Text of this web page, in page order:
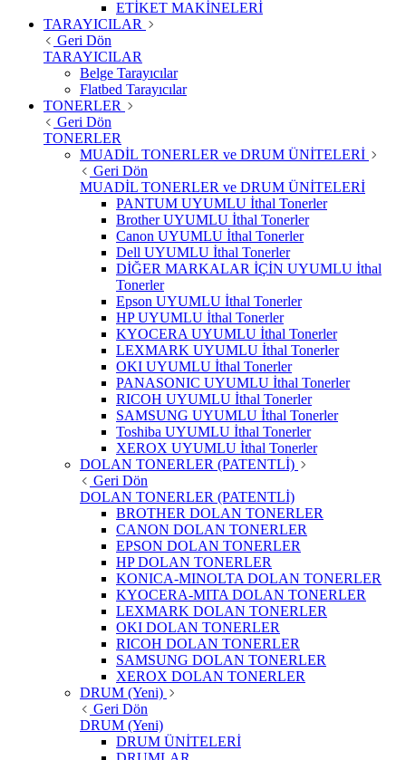
ETİKET MAKİNELERİ
TARAYICILAR
Geri Dön
TARAYICILAR
Belge Tarayıcılar
Flatbed Tarayıcılar
TONERLER
Geri Dön
TONERLER
MUADİL TONERLER ve DRUM ÜNİTELERİ
Geri Dön
MUADİL TONERLER ve DRUM ÜNİTELERİ
PANTUM UYUMLU İthal Tonerler
Brother UYUMLU İthal Tonerler
Canon UYUMLU İthal Tonerler
Dell UYUMLU İthal Tonerler
DİĞER MARKALAR İÇİN UYUMLU İthal
Tonerler
Epson UYUMLU İthal Tonerler
HP UYUMLU İthal Tonerler
KYOCERA UYUMLU İthal Tonerler
LEXMARK UYUMLU İthal Tonerler
OKI UYUMLU İthal Tonerler
PANASONIC UYUMLU İthal Tonerler
RICOH UYUMLU İthal Tonerler
SAMSUNG UYUMLU İthal Tonerler
Toshiba UYUMLU İthal Tonerler
XEROX UYUMLU İthal Tonerler
DOLAN TONERLER (PATENTLİ)
Geri Dön
DOLAN TONERLER (PATENTLİ)
BROTHER DOLAN TONERLER
CANON DOLAN TONERLER
EPSON DOLAN TONERLER
HP DOLAN TONERLER
KONICA-MINOLTA DOLAN TONERLER
KYOCERA-MITA DOLAN TONERLER
LEXMARK DOLAN TONERLER
OKI DOLAN TONERLER
RICOH DOLAN TONERLER
SAMSUNG DOLAN TONERLER
XEROX DOLAN TONERLER
DRUM (Yeni)
Geri Dön
DRUM (Yeni)
DRUM ÜNİTELERİ